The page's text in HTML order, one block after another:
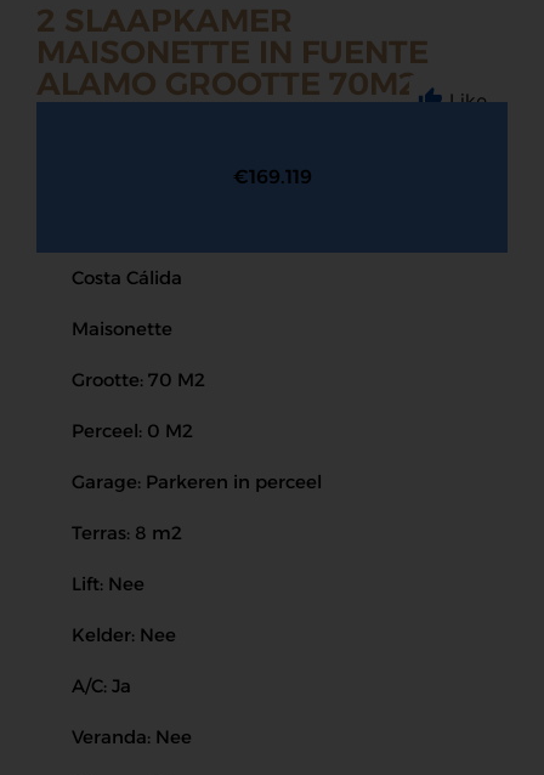
2 SLAAPKAMER
MAISONETTE IN FUENTE
ALAMO GROOTTE 70M2
Like
€169.119
Costa Cálida
Maisonette
Grootte: 70 M2
Perceel: 0 M2
Garage: Parkeren in perceel
Terras: 8 m2
Lift: Nee
Kelder: Nee
A/C: Ja
Veranda: Nee